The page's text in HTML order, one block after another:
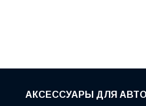
АКСЕССУАРЫ ДЛЯ АВТО